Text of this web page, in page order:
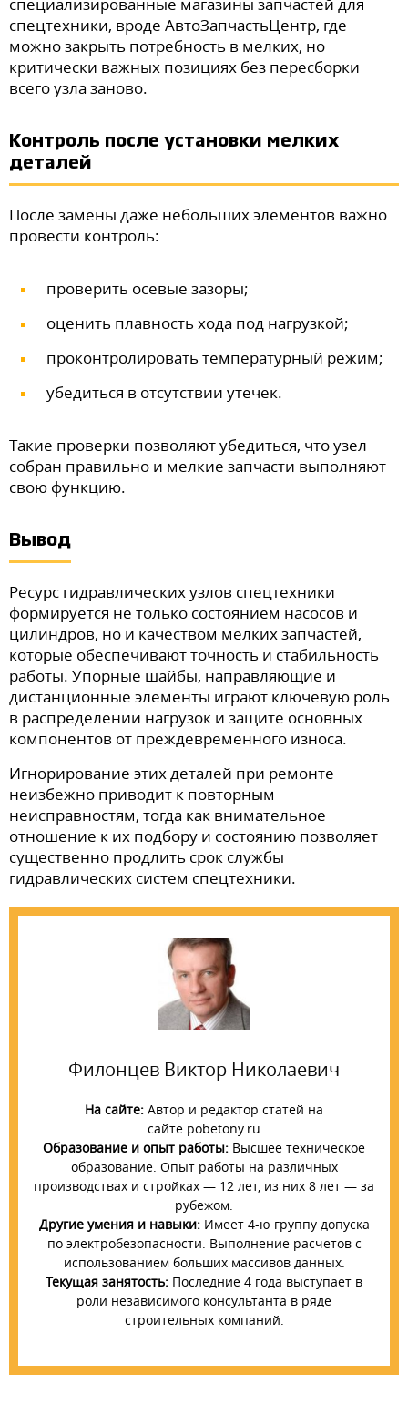
спецтехники, вроде АвтоЗапчастьЦентр, где
можно закрыть потребность в мелких, но
критически важных позициях без пересборки
всего узла заново.
Контроль после установки мелких
деталей
После замены даже небольших элементов важно
провести контроль:
проверить осевые зазоры;
оценить плавность хода под нагрузкой;
проконтролировать температурный режим;
убедиться в отсутствии утечек.
Такие проверки позволяют убедиться, что узел
собран правильно и мелкие запчасти выполняют
свою функцию.
Вывод
Ресурс гидравлических узлов спецтехники
формируется не только состоянием насосов и
цилиндров, но и качеством мелких запчастей,
которые обеспечивают точность и стабильность
работы. Упорные шайбы, направляющие и
дистанционные элементы играют ключевую роль
в распределении нагрузок и защите основных
компонентов от преждевременного износа.
Игнорирование этих деталей при ремонте
неизбежно приводит к повторным
неисправностям, тогда как внимательное
отношение к их подбору и состоянию позволяет
существенно продлить срок службы
гидравлических систем спецтехники.
Филонцев Виктор Николаевич
На сайте: Автор и редактор статей на
сайте pobetony.ru
Образование и опыт работы: Высшее техническое
образование. Опыт работы на различных
производствах и стройках — 12 лет, из них 8 лет — за
рубежом.
Другие умения и навыки:Имеет 4-ю группу допуска
по электробезопасности. Выполнение расчетов с
использованием больших массивов данных.
Текущая занятость: Последние 4 года выступает в
роли независимого консультанта в ряде
строительных компаний.